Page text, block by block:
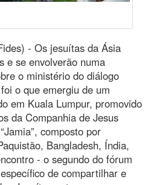
- Os jesuítas da Ásia
e se envolverão numa
o ministério do diálogo
o que emergiu de um
em Kuala Lumpur, promovido
da Companhia de Jesus
composto por
Bangladesh, Índia,
- o segundo do fórum
de compartilhar e